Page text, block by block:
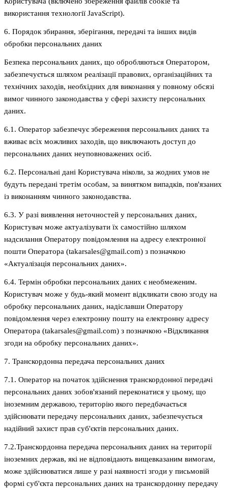
використання технології JavaScript).
6. Порядок збирання, зберігання, передачі та інших видів
обробки персональних даних
Безпека персональних даних, що обробляються Оператором,
забезпечується шляхом реалізації правових, організаційних та
технічних заходів, необхідних для виконання у повному обсязі
вимог чинного законодавства у сфері захисту персональних
даних.
6.1. Оператор забезпечує збереження персональних даних та
вживає всіх можливих заходів, що виключають доступ до
персональних даних неуповноважених осіб.
6.2. Персональні дані Користувача ніколи, за жодних умов не
будуть передані третім особам, за винятком випадків, пов'язаних
із виконанням чинного законодавства.
6.3. У разі виявлення неточностей у персональних даних,
Користувач може актуалізувати їх самостійно шляхом
надсилання Оператору повідомлення на адресу електронної
пошти Оператора (takarsales@gmail.com) з позначкою
«Актуалізація персональних даних».
6.4. Термін обробки персональних даних є необмеженим.
Користувач може у будь-який момент відкликати свою згоду на
обробку персональних даних, надіславши Оператору
повідомлення через електронну пошту на електронну адресу
Оператора (takarsales@gmail.com) з позначкою «Відкликання
згоди на обробку персональних даних».
7. Транскордонна передача персональних даних
7.1. Оператор на початок здійснення транскордонної передачі
персональних даних зобов'язаний переконатися у цьому, що
іноземним державою, територію якого передбачається
здійснювати передачу персональних даних, забезпечується
надійний захист прав суб'єктів персональних даних.
7.2.Транскордонна передача персональних даних на території
іноземних держав, які не відповідають вищевказаним вимогам,
може здійснюватися лише у разі наявності згоди у письмовій
формі суб'єкта персональних даних на транскордонну передачу